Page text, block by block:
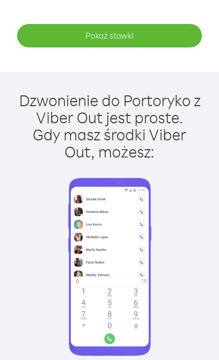
Pokaż stawki
Dzwonienie do Portoryko z
Viber Out jest proste.
Gdy masz środki Viber
Out, możesz: